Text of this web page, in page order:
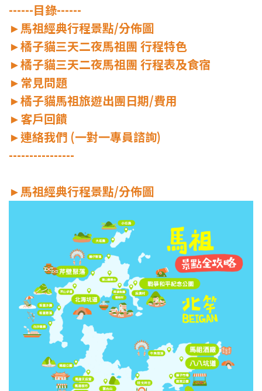
------目錄------
►馬祖經典行程景點/分佈圖
►橘子貓三天二夜馬祖團 行程特色
►橘子貓三天二夜馬祖團 行程表及食宿
►常見問題
►橘子貓馬祖旅遊出團日期/費用
►客戶回饋
►連絡我們 (一對一專員諮詢)
----------------
►馬祖經典行程景點/分佈圖